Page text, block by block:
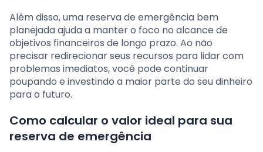
Além disso, uma reserva de emergência bem
planejada ajuda a manter o foco no alcance de
objetivos financeiros de longo prazo. Ao não
precisar redirecionar seus recursos para lidar com
problemas imediatos, você pode continuar
poupando e investindo a maior parte do seu dinheiro
para o futuro.
Como calcular o valor ideal para sua
reserva de emergência